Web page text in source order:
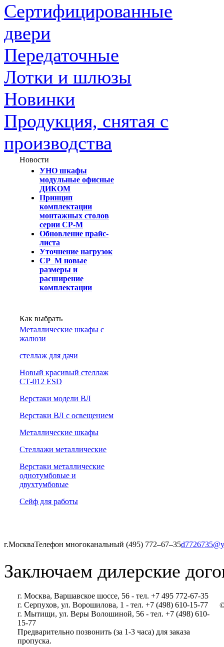
Сертифицированные
двери
Передаточные
Лотки и шлюзы
Новинки
Продукция, снятая с
производства
Новости
УНО шкафы
модульные офисные
ДИКОМ
Принцип
комплектации
монтажных столов
серии СР-М
Обновление прайс-
листа
Уточнение нагрузок
СР_М новые
размеры и
расширение
комплектации
Как выбрать
Металлические шкафы с
жалюзи
cтеллаж для дачи
Новый красивый стеллаж
СТ-012 ESD
Верстаки модели ВЛ
Верстаки ВЛ с освещением
Металлические шкафы
Стеллажи металлические
Верстаки металлические
однотумбовые и
двухтумбовые
Сейф для работы
г.МоскваТелефон многоканальный (495) 772‒67‒35
Заключаем дилерские
г. Москва, Варшавское шоссе, 56 - тел. +7 495 772-67-35
г. Серпухов, ул. Ворошилова, 1 - тел. +7 (498) 610-15-77
г. Мытищи, ул. Веры Волошиной, 56 - тел. +7 (498) 610-
15-77
Предварительно позвонить (за 1-3 часа) для заказа
пропуска.